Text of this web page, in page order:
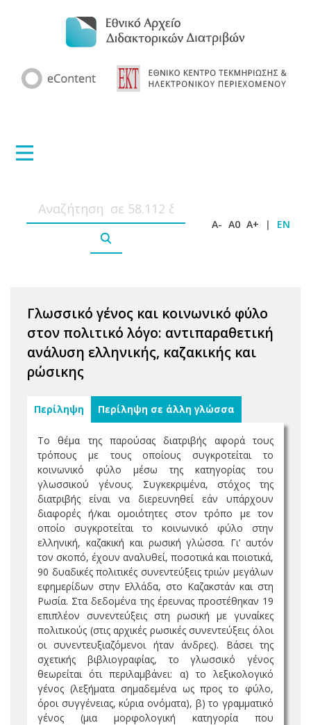
A- A0 A+ | EN
Γλωσσικό γένος και κοινωνικό φύλο
στον πολιτικό λόγο: αντιπαραθετική
ανάλυση ελληνικής, καζακικής και
ρώσικης
Περίληψη Περίληψη σε άλλη γλώσσα
Το θέμα της παρούσας διατριβής αφορά τους
τρόπους με τους οποίους συγκροτείται το
κοινωνικό φύλο μέσω της κατηγορίας του
γλωσσικού γένους. Συγκεκριμένα, στόχος της
διατριβής είναι να διερευνηθεί εάν υπάρχουν
διαφορές ή/και ομοιότητες στον τρόπο με τον
οποίο συγκροτείται το κοινωνικό φύλο στην
ελληνική, καζακική και ρωσική γλώσσα. Γι’ αυτόν
τον σκοπό, έχουν αναλυθεί, ποσοτικά και ποιοτικά,
90 δυαδικές πολιτικές συνεντεύξεις τριών μεγάλων
εφημερίδων στην Ελλάδα, στο Καζακστάν και στη
Ρωσία. Στα δεδομένα της έρευνας προστέθηκαν 19
επιπλέον συνεντεύξεις στη ρωσική με γυναίκες
πολιτικούς (στις αρχικές ρωσικές συνεντεύξεις όλοι
οι συνεντευξιαζόμενοι ήταν άνδρες). Βάσει της
σχετικής βιβλιογραφίας, το γλωσσικό γένος
θεωρείται ότι περιλαμβάνει: α) το λεξικολογικό
γένος (λεξήματα σημαδεμένα ως προς το φύλο,
όροι συγγένειας, κύρια ονόματα), β) το γραμματικό
γένος (μια μορφολογική κατηγορία που